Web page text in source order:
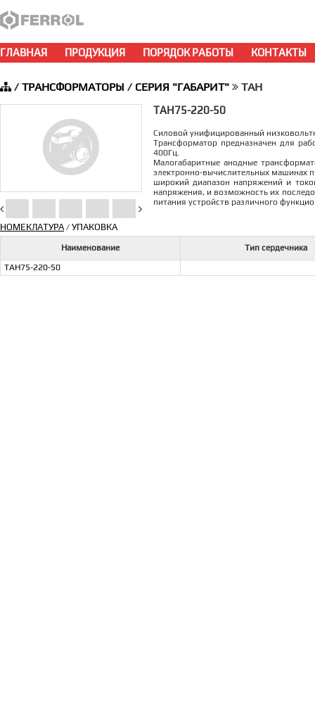
ГЛАВНАЯ ПРОДУКЦИЯ ПОРЯДОК РАБОТЫ КОНТАКТЫ
/ТРАНСФОРМАТОРЫ / СЕРИЯ "ГАБАРИТ" ТАН
ТАН75-220-50
Силовой унифицированный
Трансформатор предназначен для
400Гц.
Малогабаритные aнодные
электронно-вычислительных машинах
широкий диапазон напряжений и
напряжения, и возможность их
питания устройств различного
НОМЕКЛАТУРА/ УПАКОВКА
Наименование
Тип сердечника
ТАН75-220-50